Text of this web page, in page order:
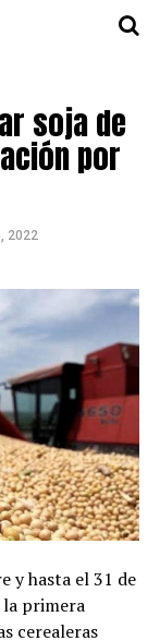
soja de
por
2022
y hasta el 31 de
la primera
cerealeras